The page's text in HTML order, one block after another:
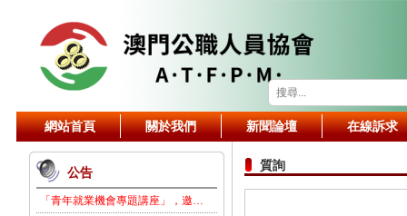
網站首頁 關於我們 新聞論壇 在線訴求
公告
「青年就業機會專題講座」，邀…
質詢